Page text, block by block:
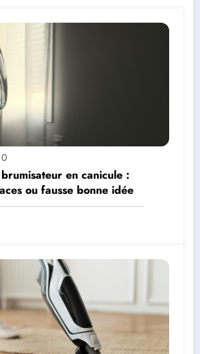
0
en canicule :
ou fausse bonne idée